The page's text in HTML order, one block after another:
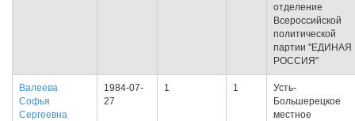
отделение
Всероссийской
политической
партии "ЕДИНАЯ
РОССИЯ"
Валеева
Софья
Сергеевна
1984-07-
27
1 1
Усть-
Большерецкое
местное